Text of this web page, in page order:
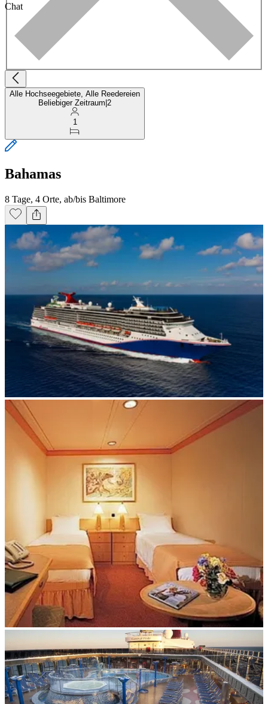
Chat
Alle Hochseegebiete, Alle Reedereien
Beliebiger Zeitraum 2
1
Bahamas
8 Tage, 4 Orte, ab/bis Baltimore